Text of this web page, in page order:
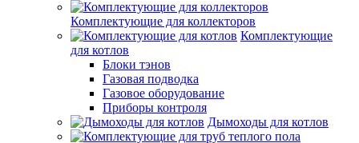
Комплектующие для коллекторов
Комплектующие
для котлов
Блоки тэнов
Газовая подводка
Газовое оборудование
Приборы контроля
Дымоходы для котлов